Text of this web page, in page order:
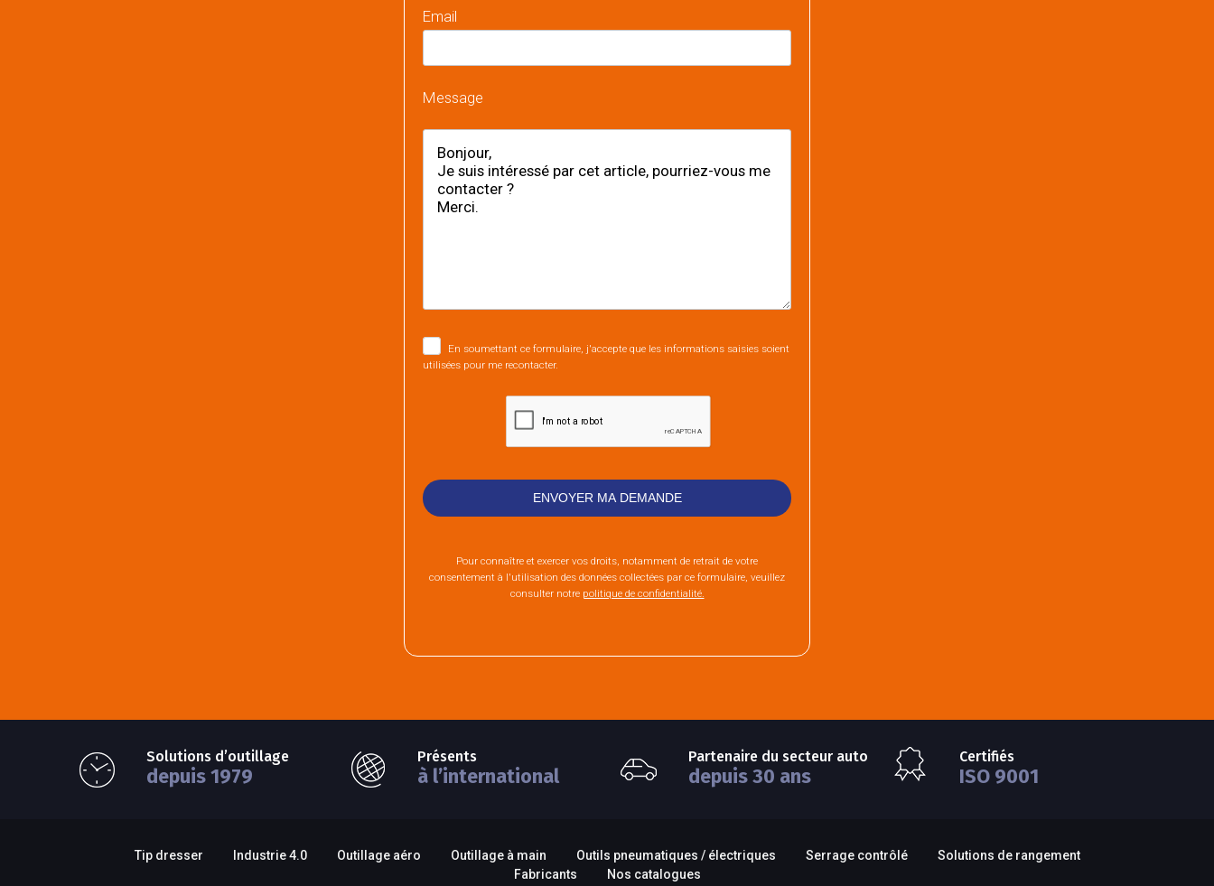
Email
Message
En soumettant ce formulaire, j'accepte que les informations saisies soient
utilisées pour me recontacter.
Pour connaître et exercer vos droits, notamment de retrait de votre
consentement à l'utilisation des données collectées par ce formulaire, veuillez
consulter notre politique de confidentialité.
Solutions d’outillage
depuis 1979
Présents
à l’international
Partenaire du secteur auto
depuis 30 ans
Certifiés
ISO 9001
Tip dresser Industrie 4.0 Outillage aéro Outillage à main Outils pneumatiques / électriques Serrage contrôlé
Solutions de rangement
Fabricants
Nos catalogues